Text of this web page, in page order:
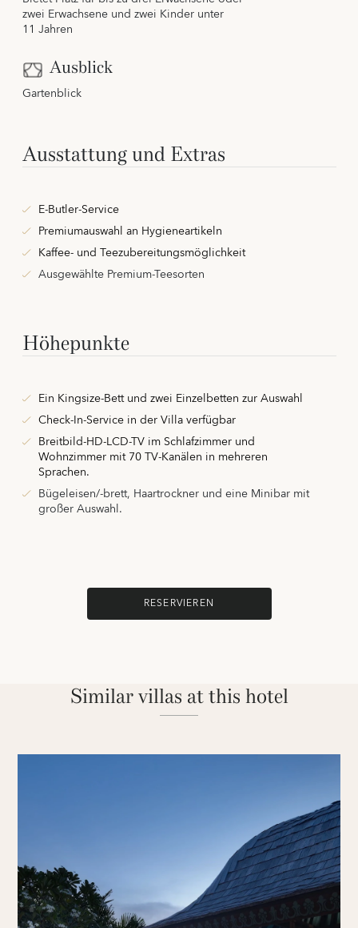
zwei Erwachsene und zwei Kinder unter
11 Jahren
Ausblick
Gartenblick
Ausstattung und Extras
E-Butler-Service
Premiumauswahl an Hygieneartikeln
Kaffee- und Teezubereitungsmöglichkeit
Ausgewählte Premium-Teesorten
Höhepunkte
Ein Kingsize-Bett und zwei Einzelbetten zur Auswahl
Check-In-Service in der Villa verfügbar
Breitbild-HD-LCD-TV im Schlafzimmer und
Wohnzimmer mit 70 TV-Kanälen in mehreren
Sprachen.
Bügeleisen/-brett, Haartrockner und eine Minibar mit
großer Auswahl.
RESERVIEREN
Similar villas at this hotel